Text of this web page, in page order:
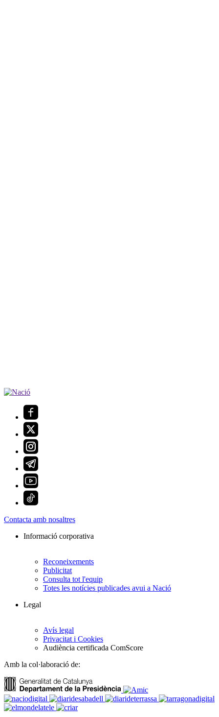
Contacta amb nosaltres
Informació corporativa
Reconeixements
Publicitat
Consulta tot l'equip
Totes les notícies publicades avui a Nació
Legal
Avís legal
Privacitat i Cookies
Audiència certificada ComScore
Amb la col·laboració de: